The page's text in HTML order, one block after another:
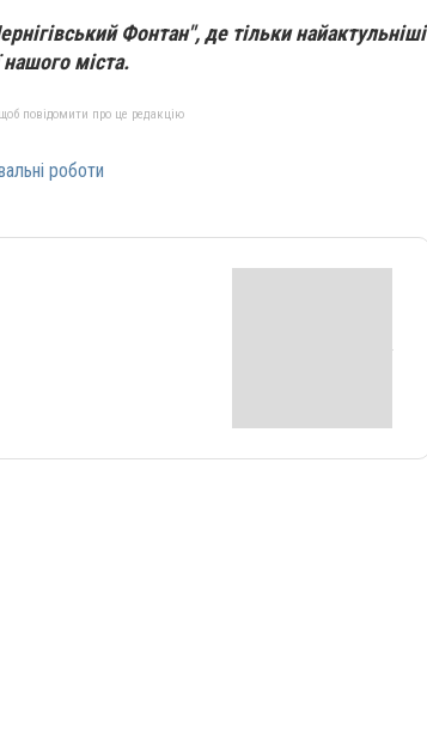
Фонтан", де тільки найактульніші
нашого міста.
повідомити про це редакцію
роботи